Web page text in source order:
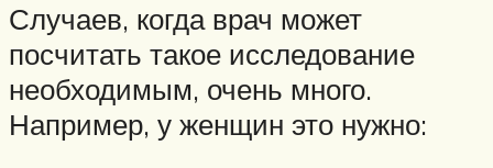
Случаев, когда врач может
посчитать такое исследование
необходимым, очень много.
Например, у женщин это нужно: